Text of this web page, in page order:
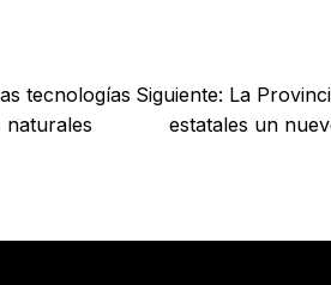
tecnologías
naturales
Siguiente: La
estatales un